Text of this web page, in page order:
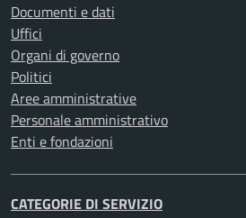
Documenti e dati
Uffici
Organi di governo
Politici
Aree amministrative
Personale amministrativo
Enti e fondazioni
CATEGORIE DI SERVIZIO